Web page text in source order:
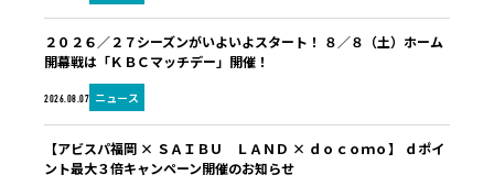
2026.08.07 ニュース
２０２６／２７シーズンがいよいよスタート！ ８／８（土）ホーム
開幕戦は「ＫＢＣマッチデー」開催！
【アビスパ福岡 × ＳＡＩＢＵ ＬＡＮＤ × ｄｏｃｏｍｏ】 ｄポイ
ント最大３倍キャンペーン開催のお知らせ